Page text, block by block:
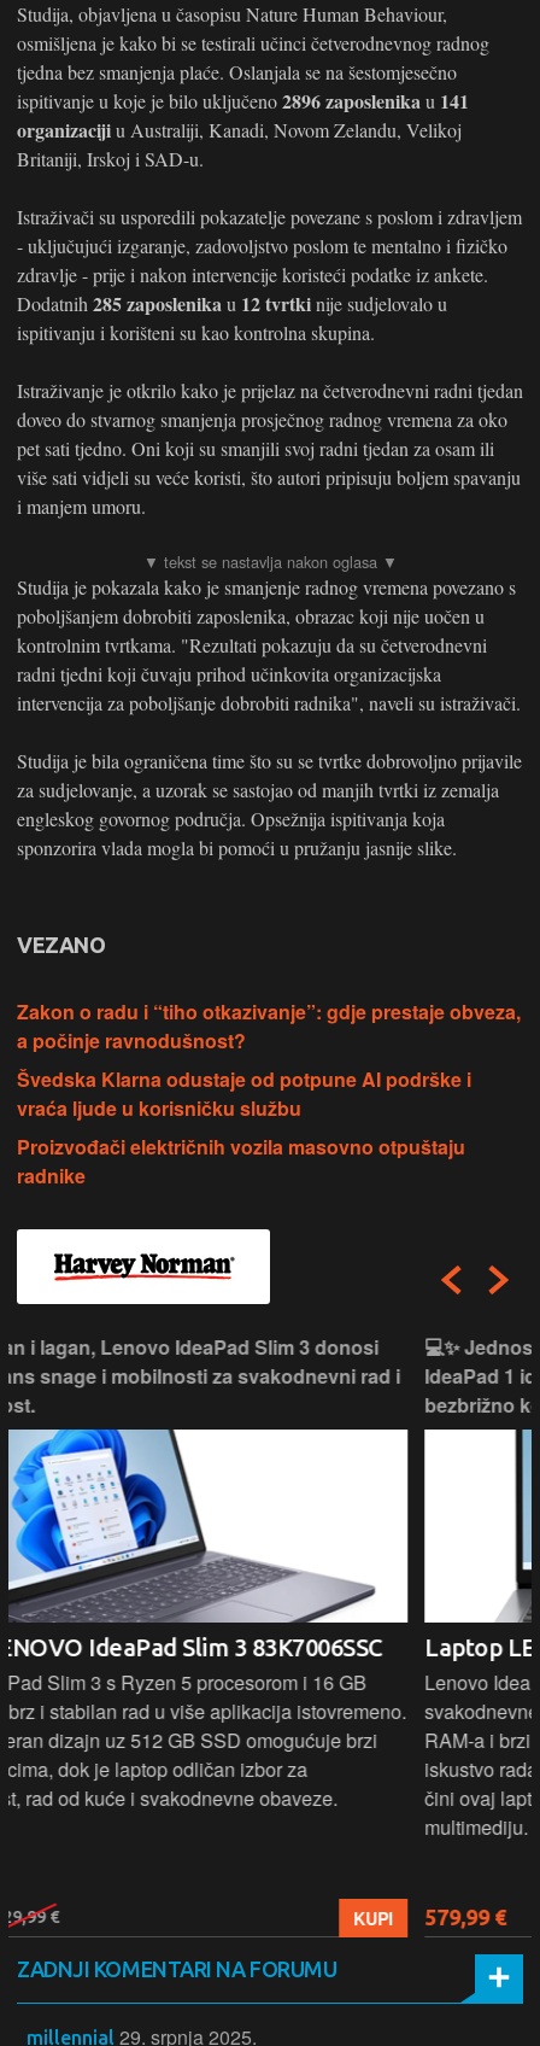
Studija, objavljena u časopisu Nature Human Behaviour,
osmišljena je kako bi se testirali učinci četverodnevnog radnog
tjedna bez smanjenja plaće. Oslanjala se na šestomjesečno
ispitivanje u koje je bilo uključeno2896 zaposlenikau 141
organizacijiu Australiji, Kanadi, Novom Zelandu, Velikoj
Britaniji, Irskoj i SAD-u.
Istraživači su usporedili pokazatelje povezane s poslom i zdravljem
- uključujući izgaranje, zadovoljstvo poslom te mentalno i fizičko
zdravlje - prije i nakon intervencije koristeći podatke iz ankete.
Dodatnih 285 zaposlenikau 12 tvrtkinije sudjelovalo u
ispitivanju i korišteni su kao kontrolna skupina.
Istraživanje je otkrilo kako je prijelaz na četverodnevni radni tjedan
doveo do stvarnog smanjenja prosječnog radnog vremena za oko
pet sati tjedno. Oni koji su smanjili svoj radni tjedan za osam ili
više sati vidjeli su veće koristi, što autori pripisuju boljem spavanju
i manjem umoru.
Studija je pokazala kako je smanjenje radnog vremena povezano s
poboljšanjem dobrobiti zaposlenika, obrazac koji nije uočen u
kontrolnim tvrtkama. "Rezultati pokazuju da su četverodnevni
radni tjedni koji čuvaju prihod učinkovita organizacijska
intervencija za poboljšanje dobrobiti radnika", naveli su istraživači.
Studija je bila ograničena time što su se tvrtke dobrovoljno prijavile
za sudjelovanje, a uzorak se sastojao od manjih tvrtki iz zemalja
engleskog govornog područja. Opsežnija ispitivanja koja
sponzorira vlada mogla bi pomoći u pružanju jasnije slike.
VEZANO
Zakon o radu i “tiho otkazivanje”: gdje prestaje obveza,
a počinje ravnodušnost?
Švedska Klarna odustaje od potpune AI podrške i
vraća ljude u korisničku službu
Proizvođači električnih vozila masovno otpuštaju
radnike
💻✨ Jednostavan, pouzdan i praktičan, Lenovo
IdeaPad 1 idealan je izbor za svakodnevni rad, učenje i
bezbrižno korištenje.
Laptop LENOVO Ideapad 1 - 82VG00V5SC
Lenovo IdeaPad 1 donosi pouzdane performanse za
svakodnevne zadatke uz AMD Ryzen 3 procesor, 16 GB
RAM-a i brzi 512 GB SSD. 15,6" zaslon pruža ugodno
iskustvo rada i preglednosti, dok lagan i jednostavan dizajn
čini ovaj laptop idealnim za učenje, posao i osnovnu
579,99 € KUPI
ZADNJI KOMENTARI NA FORUMU
millennial 29. srpnja 2025.